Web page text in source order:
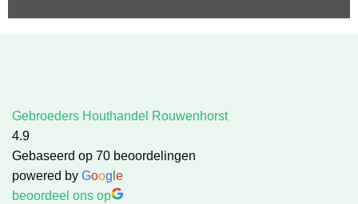
Gebroeders Houthandel Rouwenhorst
4.9
Gebaseerd op 70 beoordelingen
powered by Goog e
beoordeel ons op